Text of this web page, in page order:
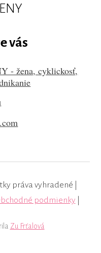
vás
- žena, cyklickosť,
práva vyhradené |
podmienky
Zu Frťalová